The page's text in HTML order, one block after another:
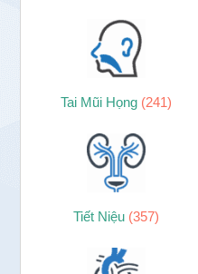
Tai Mũi Họng (241)
Tiết Niệu (357)